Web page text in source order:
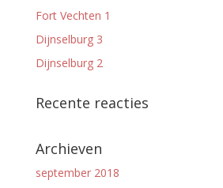
Fort Vechten 1
Dijnselburg 3
Dijnselburg 2
Recente reacties
Archieven
september 2018